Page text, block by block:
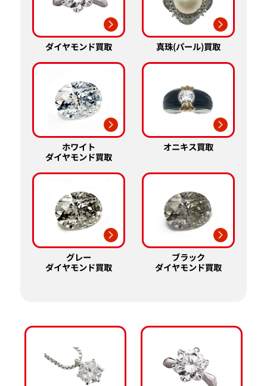
ダイヤモンド買取 真珠(パール)買取
ホワイト
ダイヤモンド買取
オニキス買取
グレー
ダイヤモンド買取
ブラック
ダイヤモンド買取